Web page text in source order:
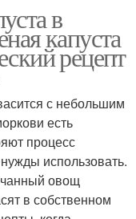
в
капуста
рецепт
с небольшим
есть
процесс
использовать.
овощ
в собственном